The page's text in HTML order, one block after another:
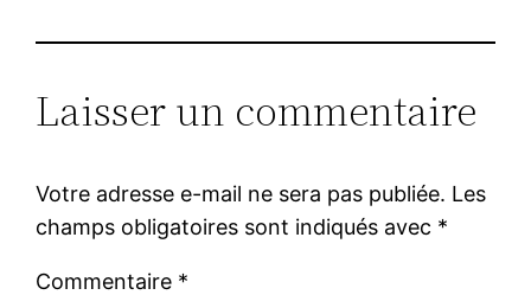
Laisser un commentaire
Votre adresse e-mail ne sera pas publiée. Les
champs obligatoires sont indiqués avec *
Commentaire *